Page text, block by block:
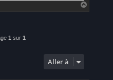
a
1 sur 1
Aller à